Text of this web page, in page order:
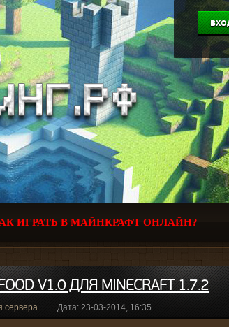
ИГРАТЬ В МАЙНКРАФТ ОНЛАЙН?
V1.0 ДЛЯ MINECRAFT 1.7.2
сервера Дата: 23-03-2014, 16:35